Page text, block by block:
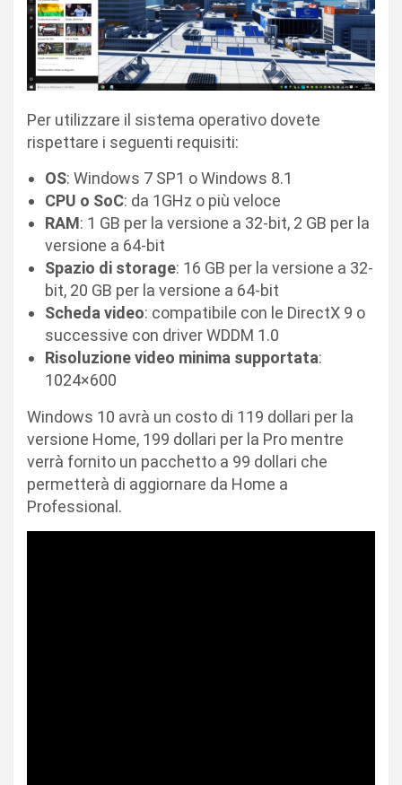
Per utilizzare il sistema operativo dovete
rispettare i seguenti requisiti:
OS: Windows 7 SP1 o Windows 8.1
CPU o SoC: da 1GHz o più veloce
RAM: 1 GB per la versione a 32-bit, 2 GB per la
versione a 64-bit
Spazio di storage: 16 GB per la versione a 32-
bit, 20 GB per la versione a 64-bit
Scheda video: compatibile con le DirectX 9 o
successive con driver WDDM 1.0
Risoluzione video minima supportata:
1024×600
Windows 10 avrà un costo di 119 dollari per la
versione Home, 199 dollari per la Pro mentre
verrà fornito un pacchetto a 99 dollari che
permetterà di aggiornare da Home a
Professional.